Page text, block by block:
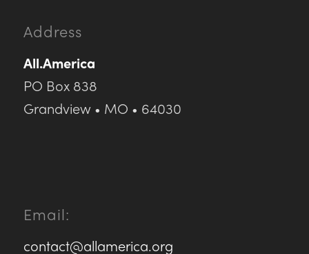
Address
All.America
PO Box 838
Grandview • MO • 64030
Email:
contact@allamerica.org